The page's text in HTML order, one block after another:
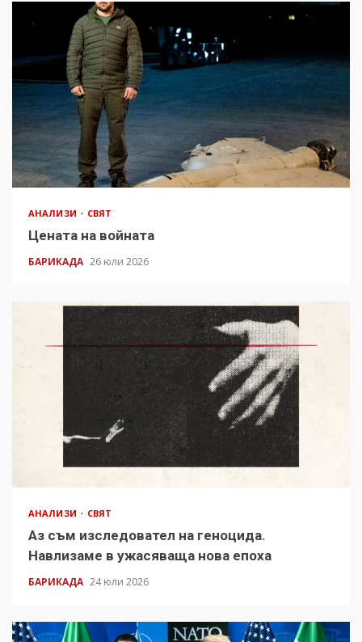
АНАЛИЗИ СВЯТ
Цената на войната
БАРИКАДА 26 юли 2026
АНАЛИЗИ СВЯТ
Аз съм изследовател на геноцида.
Навлизаме в ужасяваща нова епоха
БАРИКАДА 24 юли 2026